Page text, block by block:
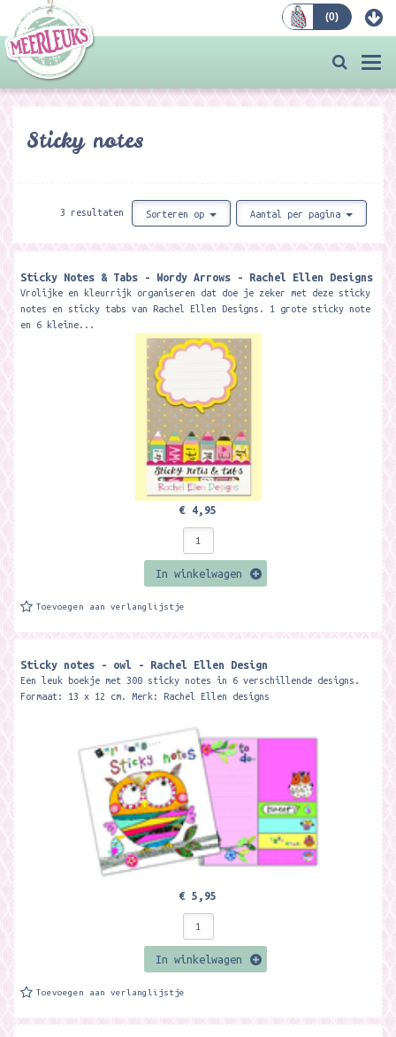
(0)
Sticky notes
3 resultaten Sorteren op Aantal per pagina
Sticky Notes & Tabs - Wordy Arrows - Rachel Ellen Designs
Vrolijke en kleurrijk organiseren dat doe je zeker met deze sticky
notes en sticky tabs van Rachel Ellen Designs. 1 grote sticky note
en 6 kleine...
€ 4,95
In winkelwagen
Toevoegen aan verlanglijstje
Sticky notes - owl - Rachel Ellen Design
Een leuk boekje met 300 sticky notes in 6 verschillende designs.
Formaat: 13 x 12 cm. Merk: Rachel Ellen designs
€ 5,95
In winkelwagen
Toevoegen aan verlanglijstje